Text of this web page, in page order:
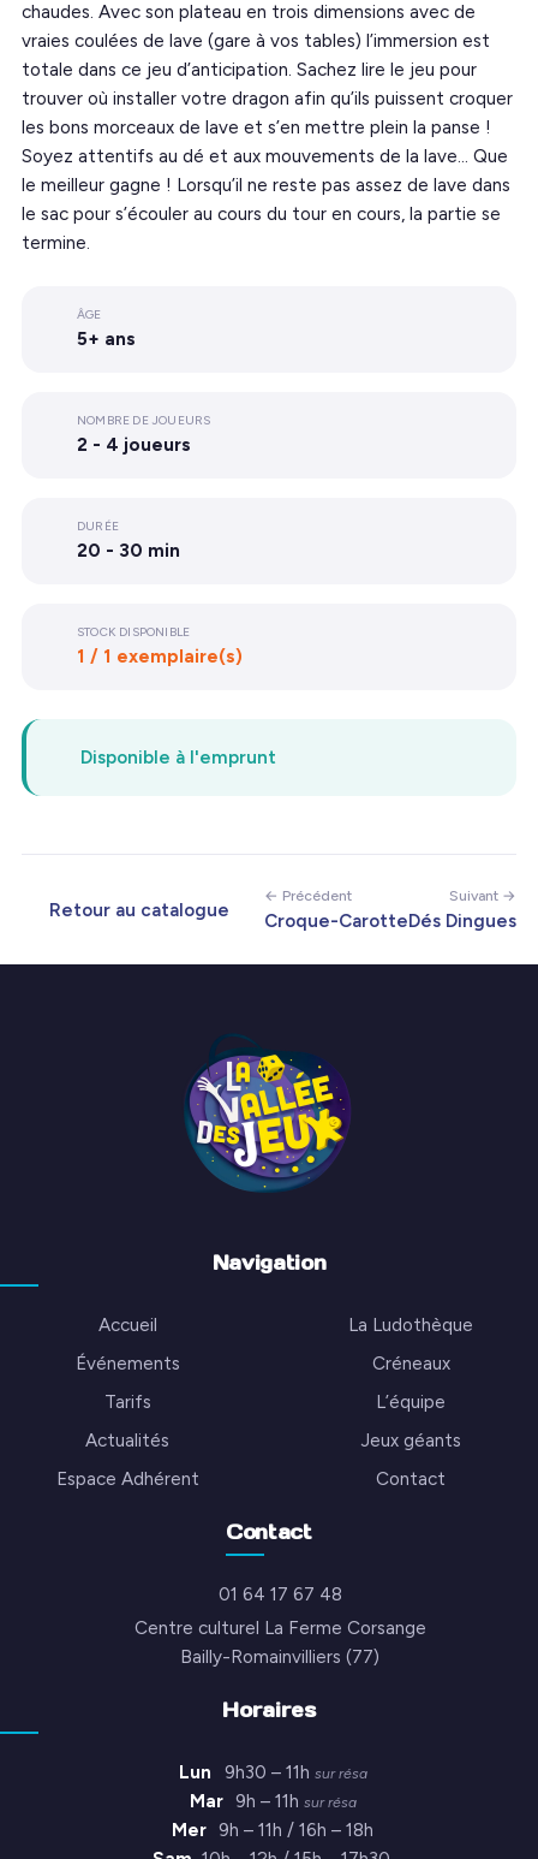
chaudes. Avec son plateau en trois dimensions avec de
vraies coulées de lave (gare à vos tables) l’immersion est
totale dans ce jeu d’anticipation. Sachez lire le jeu pour
trouver où installer votre dragon afin qu’ils puissent croquer
les bons morceaux de lave et s’en mettre plein la panse !
Soyez attentifs au dé et aux mouvements de la lave… Que
le meilleur gagne ! Lorsqu’il ne reste pas assez de lave dans
le sac pour s’écouler au cours du tour en cours, la partie se
termine.
ÂGE
5+ ans
NOMBRE DE JOUEURS
2 - 4 joueurs
DURÉE
20 - 30 min
STOCK DISPONIBLE
1 / 1 exemplaire(s)
Disponible à l'emprunt
Retour au catalogue
← Précédent
Croque-Carotte
Suivant →
Dés Dingues
Navigation
Accueil
La Ludothèque
Événements
Créneaux
Tarifs
L’équipe
Actualités
Jeux géants
Espace Adhérent
Contact
Contact
01 64 17 67 48
Centre culturel La Ferme Corsange
Bailly-Romainvilliers (77)
Horaires
Lun 9h30 – 11h sur résa
Mar 9h – 11h sur résa
Mer 9h – 11h / 16h – 18h